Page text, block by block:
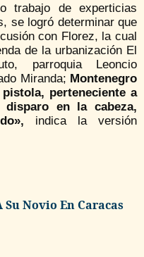
trabajo de experticias
se logró determinar que
con Florez, la cual
de la urbanización El
parroquia Leoncio
Miranda; Montenegro
perteneciente a
en la cabeza,
indica la versión
Su Novio En Caracas